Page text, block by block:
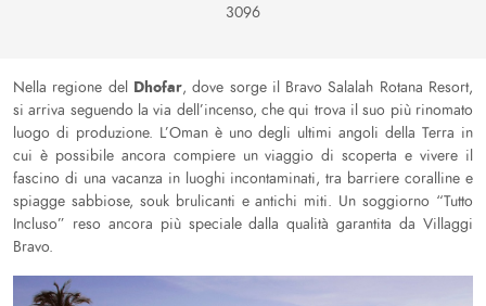
3096
Nella regione del Dhofar, dove sorge il Bravo Salalah Rotana Resort,
si arriva seguendo la via dell’incenso, che qui trova il suo più rinomato
luogo di produzione. L’Oman è uno degli ultimi angoli della Terra in
cui è possibile ancora compiere un viaggio di scoperta e vivere il
fascino di una vacanza in luoghi incontaminati, tra barriere coralline e
spiagge sabbiose, souk brulicanti e antichi miti. Un soggiorno “Tutto
Incluso” reso ancora più speciale dalla qualità garantita da Villaggi
Bravo.